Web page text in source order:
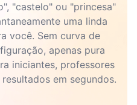
"castelo" ou "princesa"
uma linda
você. Sem curva de
apenas pura
iniciantes, professores
em segundos.